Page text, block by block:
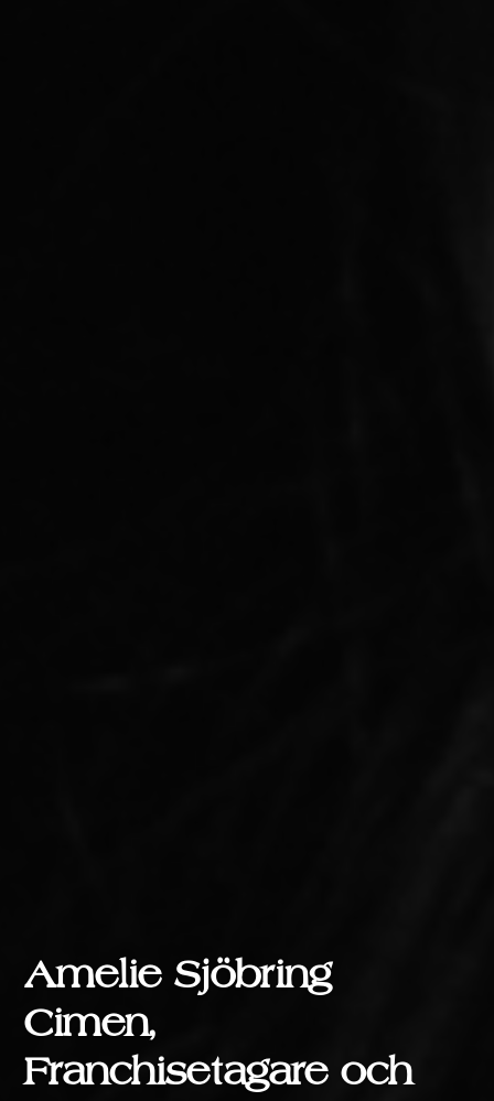
Amelie Sjöbring
Cimen,
Franchisetagare och